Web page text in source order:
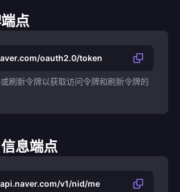
点
oauth2.0/token
刷新令牌以获取访问令牌和刷新令牌的
息端点
v1/nid/me